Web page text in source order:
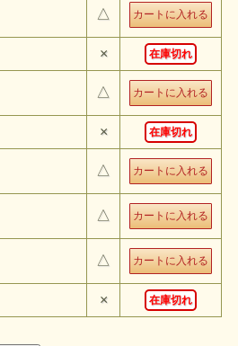
COZUN T-Shirt Between Two
を通して様々な形でリリースを続け
くりと時間をかけて編み立てる小寸編み
象徴するタフなものづくりに欠かすこ
を続けるアイテムは昔ながらのクラシッ
気を誇る。
込んでいくごとに生地が体に馴染み、
いく。
は一見同じように見えるがバックのみ鳥
れぞれから見たお互いの世界といったよ
ッセージ性を感じるデザイン。
△
× 在庫切れ
△
× 在庫切れ
△
△
△
× 在庫切れ